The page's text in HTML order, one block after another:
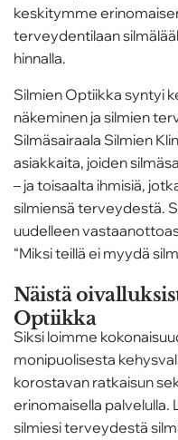
keskitymme
terveydentilaan
hinnalla.
Silmien Optiikka syntyi
näkeminen ja silmien
Silmäsairaala Silmien
asiakkaita, joiden
– ja toisaalta ihmisiä,
silmiensä terveydestä.
uudelleen
“Miksi teillä ei myydä
Näistä
Optiikka
Siksi loimme
monipuolisesta
korostavan ratkaisun
erinomaisella palvelulla.
silmiesi terveydestä